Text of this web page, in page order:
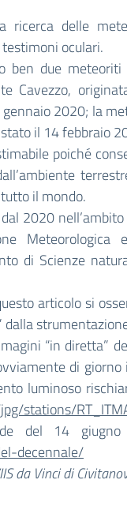
ricerca delle
oculari.
due meteoriti
Cavezzo,
2020; la
il 14 febbraio
poiché
il mondo.
2020
Meteorologica
di Scienze
articolo si
“in diretta”
di giorno
luminoso
stations/
del 14
decennale/
da Vinci di